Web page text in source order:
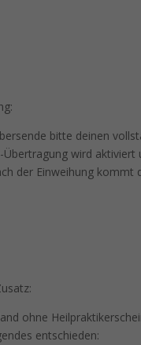
bitte deinen
Übertragung wird
der Einweihung
ohne
entschieden: